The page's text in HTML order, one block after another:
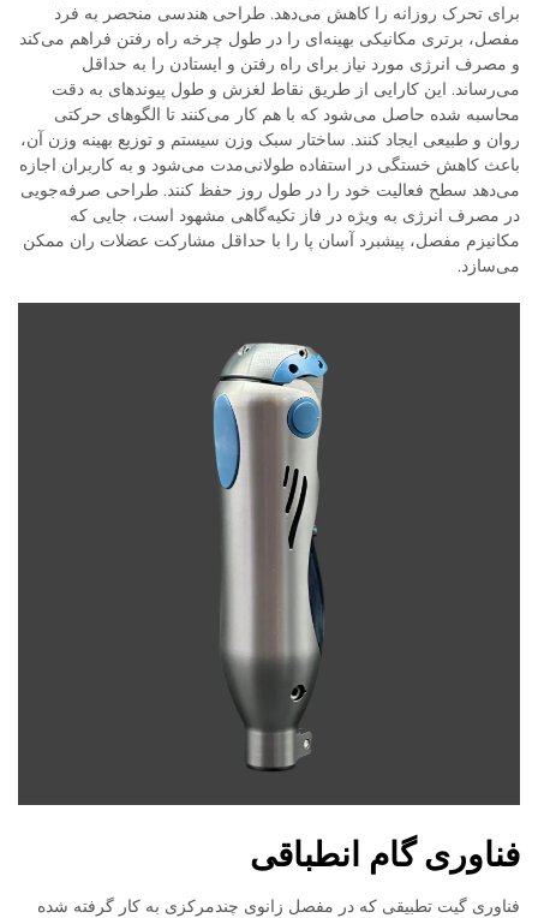
برای تحرک روزانه را کاهش می‌دهد. طراحی هندسی منحصر به فرد
مفصل، برتری مکانیکی بهینه‌ای را در طول چرخه راه رفتن فراهم می‌کند
و مصرف انرژی مورد نیاز برای راه رفتن و ایستادن را به حداقل
می‌رساند. این کارایی از طریق نقاط لغزش و طول پیوندهای به دقت
محاسبه شده حاصل می‌شود که با هم کار می‌کنند تا الگوهای حرکتی
روان و طبیعی ایجاد کنند. ساختار سبک وزن سیستم و توزیع بهینه وزن آن،
باعث کاهش خستگی در استفاده طولانی‌مدت می‌شود و به کاربران اجازه
می‌دهد سطح فعالیت خود را در طول روز حفظ کنند. طراحی صرفه‌جویی
در مصرف انرژی به ویژه در فاز تکیه‌گاهی مشهود است، جایی که
مکانیزم مفصل، پیشبرد آسان پا را با حداقل مشارکت عضلات ران ممکن
می‌سازد.
فناوری گام انطباقی
فناوری گیت تطبیقی که در مفصل زانوی چندمرکزی به کار گرفته شده